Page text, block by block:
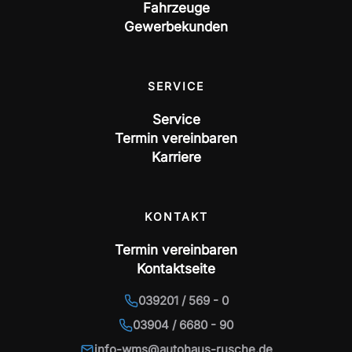
Fahrzeuge
Gewerbekunden
SERVICE
Service
Termin vereinbaren
Karriere
KONTAKT
Termin vereinbaren
Kontaktseite
039201 / 569 - 0
03904 / 6680 - 90